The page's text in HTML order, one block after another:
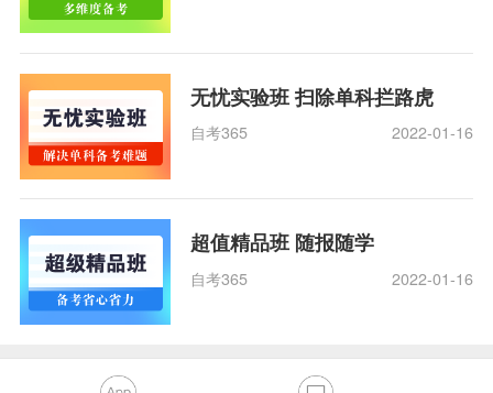
无忧实验班 扫除单科拦路虎
自考365 2022-01-16
超值精品班 随报随学
自考365 2022-01-16